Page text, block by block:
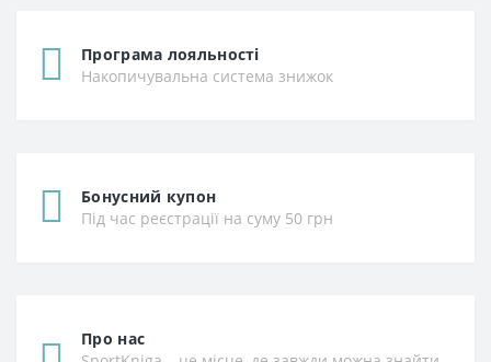
Програма лояльності
Накопичувальна система знижок
Бонусний купон
Під час реєстрації на суму 50 грн
Про нас